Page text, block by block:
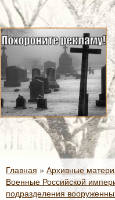
Главная » Архивные
Военные Российской
подразделения